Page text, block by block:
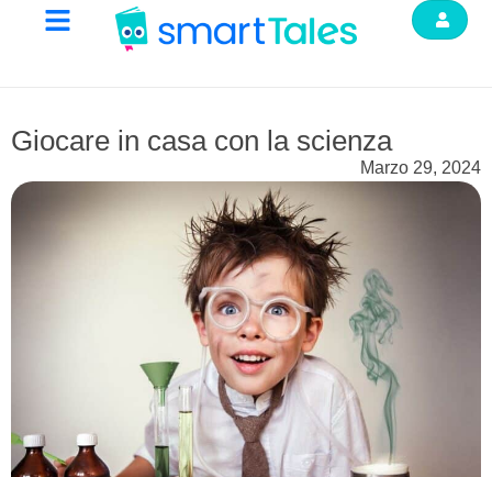
Giocare in casa con la scienza
Marzo 29, 2024